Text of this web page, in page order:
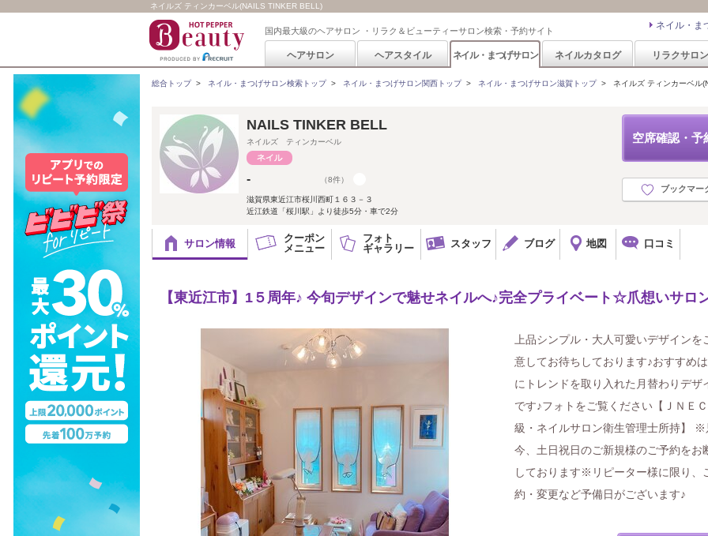
ネイルズ ティンカーベル(NAILS TINKER BELL)
国内最大級のヘアサロン ・リラク＆ビューティーサロン検索・予約サイト ネイル・ま
ヘアサロン ヘアスタイル ネイル・まつげサロン ネイルカタログ リラクサロン
総合トップ> ネイル・まつげサロン検索トップ> ネイル・まつげサロン関西トップ> ネイル・まつげサロン滋賀トップ> ネイルズ ティンカーベル
空席確認・予
ブックマー
NAILS TINKER BELL
ネイルズ ティンカーベル
- （8件）
滋賀県東近江市桜川西町１６３－３
近江鉄道「桜川駅」より徒歩5分・車で2分
サロン情報
クーポン
メニュー
フォト
ギャラリー
スタッフ ブログ 地図 口コミ
【東近江市】1５周年♪ 今旬デザインで魅せネイルへ♪完全プライベート☆爪想いサロ
上品シンプル・大人可愛いデザインを
意してお待ちしております♪おすすめ
にトレンドを取り入れた月替わりデザ
です♪フォトをご覧ください【ＪＮＥ
級・ネイルサロン衛生管理士所持】 ※
今、土日祝日のご新規様のご予約をお
しております※リピーター様に限り、
約・変更など予備日がございます♪